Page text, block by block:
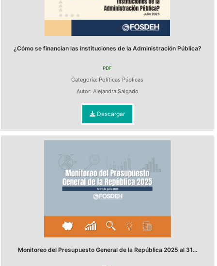
¿Cómo se financian las instituciones de la Administración Pública?
PDF
Categoría: Políticas Públicas
Autor: Alejandra Salgado
Descargar
Monitoreo del Presupuesto General de la República 2025 al 31...